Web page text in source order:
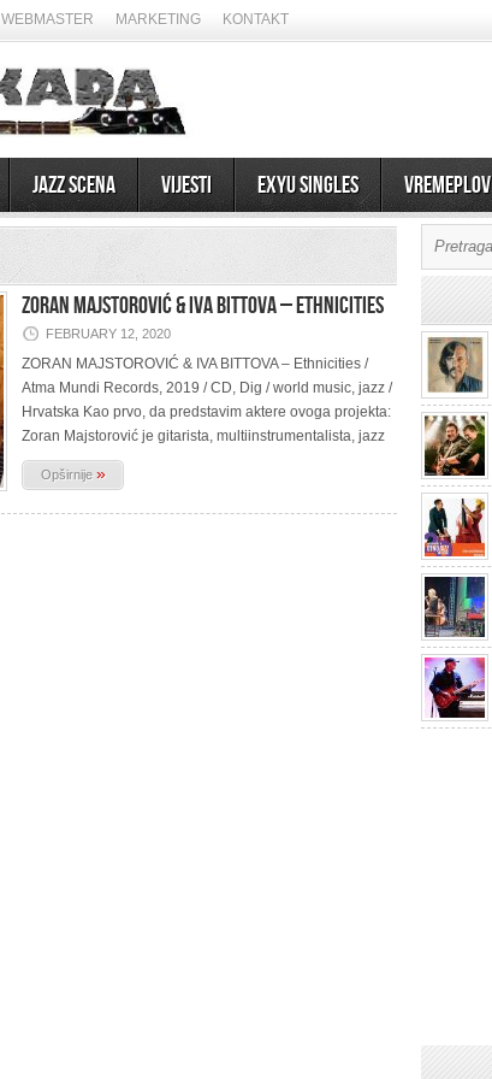
WEBMASTER MARKETING KONTAKT
Jazz scena Vijesti EXYU Singles Vremeplov
ZORAN MAJSTOROVIĆ & IVA BITTOVA – Ethnicities
FEBRUARY 12, 2020
ZORAN MAJSTOROVIĆ & IVA BITTOVA – Ethnicities /
Atma Mundi Records, 2019 / CD, Dig / world music, jazz /
Hrvatska Kao prvo, da predstavim aktere ovoga projekta:
Zoran Majstorović je gitarista, multiinstrumentalista, jazz
Opširnije »
07/08/2026